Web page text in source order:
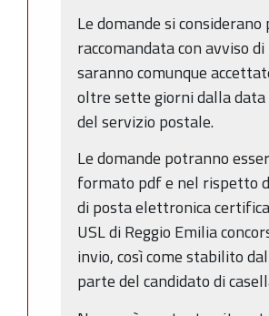
Le domande si
raccomandata con avviso
saranno comunque
oltre sette giorni dalla
del servizio postale.
Le domande potranno
formato pdf e nel rispetto
di posta elettronica
USL di Reggio Emilia
invio, così come stabilito
parte del candidato di